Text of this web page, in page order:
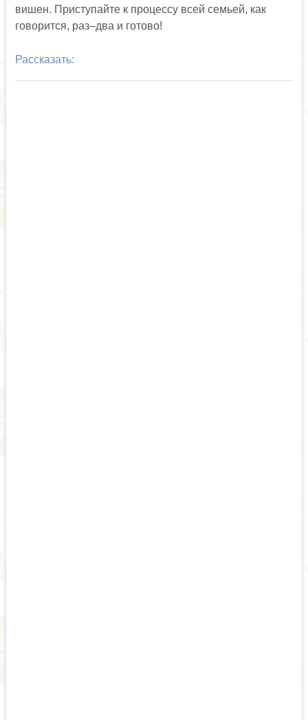
вишен. Приступайте к процессу всей семьей, как
говорится, раз–два и готово!
Рассказать: